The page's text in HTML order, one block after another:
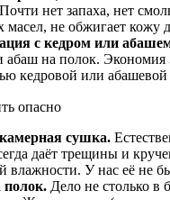
нет запаха, нет
масел, не обжигает кожу
с кедром или
абаш на полок. Экономия
кедровой или абашевой
опасно
сушка.
даёт трещины и
влажности. У нас её не
полок. Дело не столько в